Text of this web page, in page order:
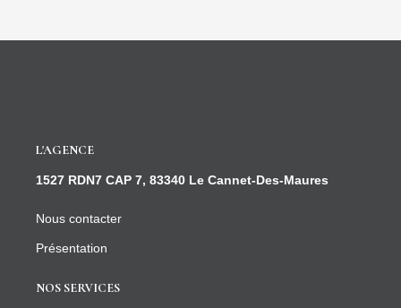
L'AGENCE
1527 RDN7 CAP 7, 83340 Le Cannet-Des-Maures
Nous contacter
Présentation
NOS SERVICES